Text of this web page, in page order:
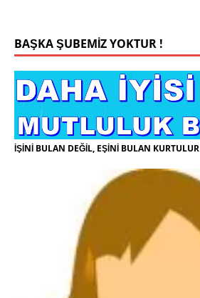
BAŞKA ŞUBEMİZ YOKTUR !
İŞİNİ BULAN DEĞİL, EŞİNİ BULAN KURTULUR